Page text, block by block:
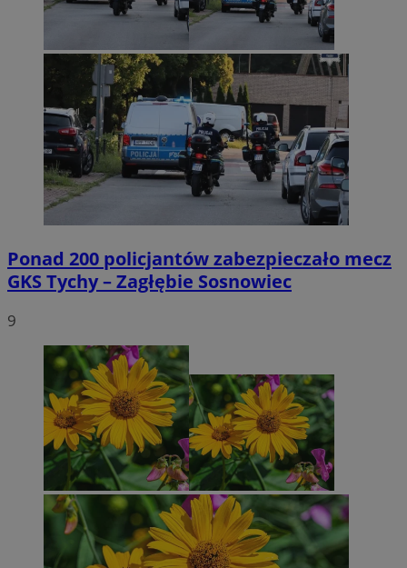
Ponad 200 policjantów zabezpieczało mecz
GKS Tychy – Zagłębie Sosnowiec
9